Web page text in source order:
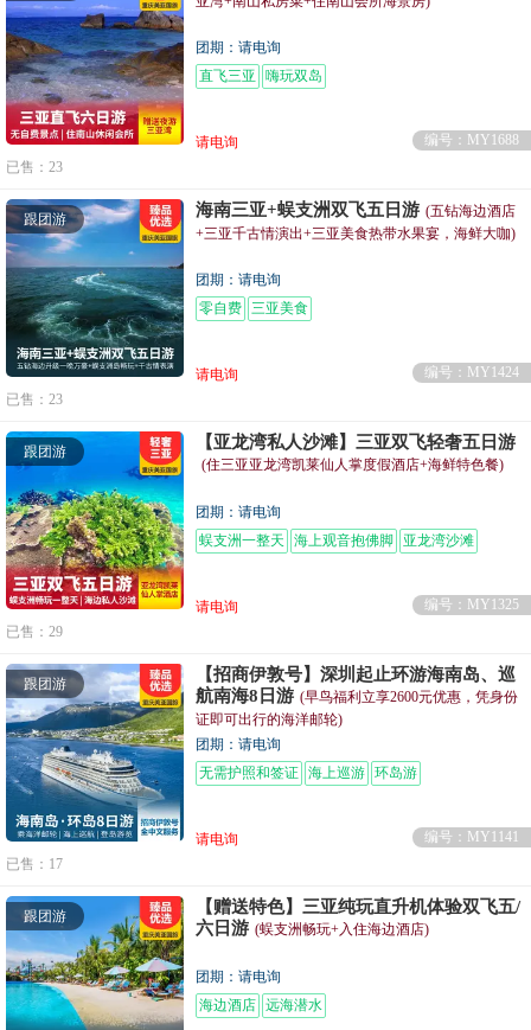
团期：请电询
直飞三亚
嗨玩双岛
请电询
编号：MY1688
已售：23
跟团游 海南三亚+蜈支洲双飞五日游 (五钻海边酒店
+三亚千古情演出+三亚美食热带水果宴，海鲜大咖)
团期：请电询
零自费 三亚美食
请电询
编号：MY1424
已售：23
跟团游 【亚龙湾私人沙滩】三亚双飞轻奢五日游
(住三亚亚龙湾凯莱仙人掌度假酒店+海鲜特色餐)
团期：请电询
蜈支洲一整天
海上观音抱佛脚 亚龙湾沙滩
请电询
编号：MY1325
已售：29
跟团游
【招商伊敦号】深圳起止环游海南岛、巡
航南海8日游 (早鸟福利立享2600元优惠，凭身份
证即可出行的海洋邮轮)
团期：请电询
无需护照和签证 海上巡游 环岛游
请电询
编号：MY1141
已售：17
跟团游
【赠送特色】三亚纯玩直升机体验双飞五/
六日游 (蜈支洲畅玩+入住海边酒店)
团期：请电询
海边酒店 远海潜水